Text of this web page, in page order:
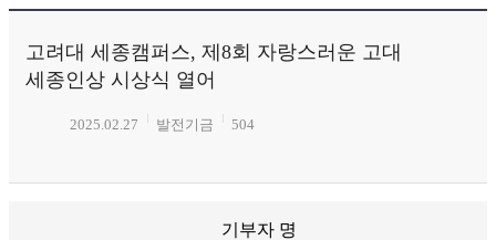
고려대 세종캠퍼스, 제8회 자랑스러운 고대
세종인상 시상식 열어
2025.02.27 발전기금 504
기부자 명